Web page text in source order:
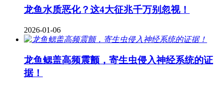
龙鱼水质恶化？这4大征兆千万别忽视！
2026-01-06
龙鱼鳃盖高频震颤，寄生虫侵入神经系统的证
据！